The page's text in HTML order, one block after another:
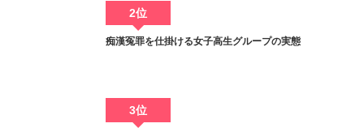
2位
痴漢冤罪を仕掛ける女子高生グループの実態
3位